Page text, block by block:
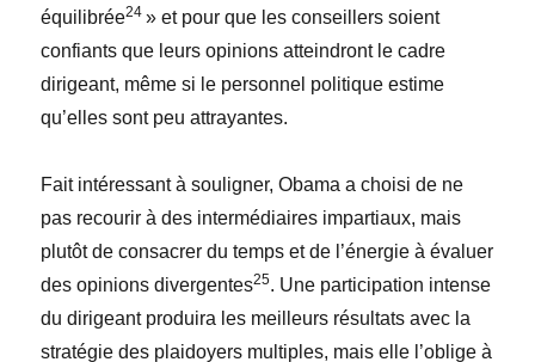
équilibrée24» et pour que les conseillers soient
confiants que leurs opinions atteindront le cadre
dirigeant, même si le personnel politique estime
qu’elles sont peu attrayantes.
Fait intéressant à souligner, Obama a choisi de ne
pas recourir à des intermédiaires impartiaux, mais
plutôt de consacrer du temps et de l’énergie à évaluer
des opinions divergentes25. Une participation intense
du dirigeant produira les meilleurs résultats avec la
stratégie des plaidoyers multiples, mais elle l’oblige à